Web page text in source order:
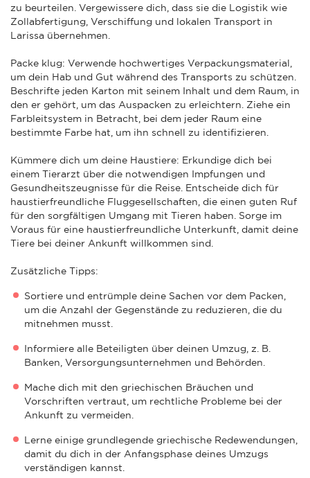
zu beurteilen. Vergewissere dich, dass sie die Logistik wie
Zollabfertigung, Verschiffung und lokalen Transport in
Larissa übernehmen.
Packe klug: Verwende hochwertiges Verpackungsmaterial,
um dein Hab und Gut während des Transports zu schützen.
Beschrifte jeden Karton mit seinem Inhalt und dem Raum, in
den er gehört, um das Auspacken zu erleichtern. Ziehe ein
Farbleitsystem in Betracht, bei dem jeder Raum eine
bestimmte Farbe hat, um ihn schnell zu identifizieren.
Kümmere dich um deine Haustiere: Erkundige dich bei
einem Tierarzt über die notwendigen Impfungen und
Gesundheitszeugnisse für die Reise. Entscheide dich für
haustierfreundliche Fluggesellschaften, die einen guten Ruf
für den sorgfältigen Umgang mit Tieren haben. Sorge im
Voraus für eine haustierfreundliche Unterkunft, damit deine
Tiere bei deiner Ankunft willkommen sind.
Zusätzliche Tipps:
Sortiere und entrümple deine Sachen vor dem Packen,
um die Anzahl der Gegenstände zu reduzieren, die du
mitnehmen musst.
Informiere alle Beteiligten über deinen Umzug, z. B.
Banken, Versorgungsunternehmen und Behörden.
Mache dich mit den griechischen Bräuchen und
Vorschriften vertraut, um rechtliche Probleme bei der
Ankunft zu vermeiden.
Lerne einige grundlegende griechische Redewendungen,
damit du dich in der Anfangsphase deines Umzugs
verständigen kannst.